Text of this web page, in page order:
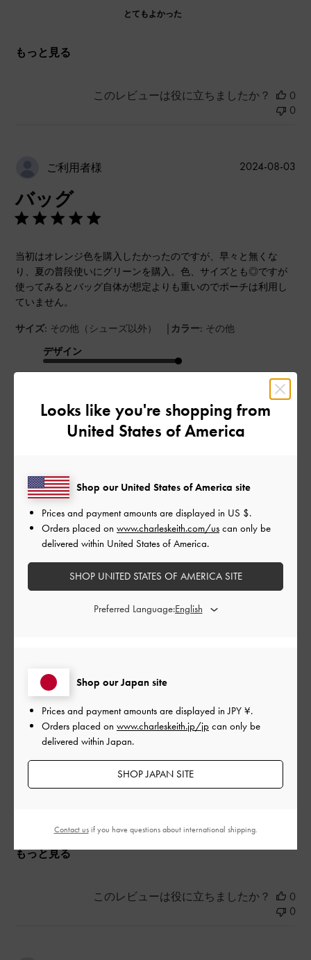
とてもよかった
もっと見る
このレビューは役に立ちましたか？
0
0
ご利用者様
バッグ
当初はオレンジ色を購入したかったのですが、早々と無くな
り、夏の普段使いにグリーンを購入。色、サイズとも◎ですが
使ってみるとバッグ自体が想定よりも重いのでポーチは利用し
ていません。
サイズ: その他（シューズ以外） | カラー: その他
デザイン
品質
とてもよかった
もっと見る
公
2024-08-03
このレビューは役に立ちましたか？
ご利用者様
waaさんのレビュー
色味も可愛いくて満足です。
サイズ: その他（シューズ以外） カラー:
その他
デザイン
品質
もっと見る
2024-08-01
このレビューは役に立ちましたか？
0
0
Looks like you're shopping from
United States of America
Shop our Japan site
Prices and payment amounts are displayed inJPY ¥.
Orders placed on www.charleskeith.jp/jp can only be
delivered within Japan.
SHOP JAPAN SITE
Shop our United States of America site
Prices and payment amounts are displayed in US $.
Orders placed on www.charleskeith.com/us can only be
delivered within United States of America.
SHOP UNITED STATES OF AMERICA SITE
Preferred Language:
Contact usif you have questions about international shipping.